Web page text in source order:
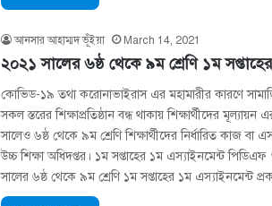
আনসার আহাম্মদ ভূঁইয়া March 14, 2021
২০২১ সালের ৬ষ্ঠ থেকে ৯ম শ্রেণি ১ম
কোভিড-১৯ তথা করোনাভাইরাস এর মহামারীর কারণে
সকল স্তরের শিক্ষাপ্রতিষ্ঠান বন্ধ থাকায় শিক্ষার্থীদের
সালেও ৬ষ্ঠ থেকে ৯ম শ্রেণি শিক্ষার্থীদের নির্ধারিত কাজ বা
উচ্চ শিক্ষা অধিদপ্তর। ১ম সপ্তাহের ১ম এস্যাইনমেন্ট
সালের ৬ষ্ঠ থেকে ৯ম শ্রেণি ১ম সপ্তাহের ১ম এস্যাইনমেন্ট